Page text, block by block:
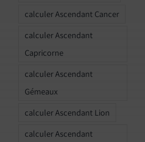
calculer Ascendant Cancer
calculer Ascendant
Capricorne
calculer Ascendant
Gémeaux
calculer Ascendant Lion
calculer Ascendant